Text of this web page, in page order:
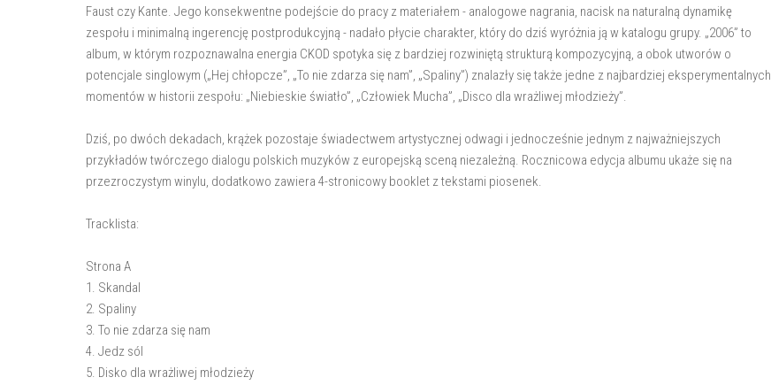
Faust czy Kante. Jego konsekwentne podejście do pracy z materiałem - analogowe nagrania, nacisk na naturalną dynamikę
zespołu i minimalną ingerencję postprodukcyjną - nadało płycie charakter, który do dziś wyróżnia ją w katalogu grupy. „2006” to
album, w którym rozpoznawalna energia CKOD spotyka się z bardziej rozwiniętą strukturą kompozycyjną, a obok utworów o
potencjale singlowym („Hej chłopcze”, „To nie zdarza się nam”, „Spaliny”) znalazły się także jedne z najbardziej eksperymentalnych
momentów w historii zespołu: „Niebieskie światło”, „Człowiek Mucha”, „Disco dla wrażliwej młodzieży”.
Dziś, po dwóch dekadach, krążek pozostaje świadectwem artystycznej odwagi i jednocześnie jednym z najważniejszych
przykładów twórczego dialogu polskich muzyków z europejską sceną niezależną. Rocznicowa edycja albumu ukaże się na
przezroczystym winylu, dodatkowo zawiera 4-stronicowy booklet z tekstami piosenek.
Tracklista:
Strona A
1. Skandal
2. Spaliny
3. To nie zdarza się nam
4. Jedz sól
5. Disko dla wrażliwej młodzieży